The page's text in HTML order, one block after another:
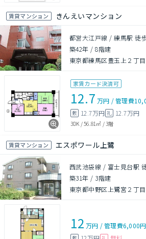
賃貸マンション きんえいマンション
都営大江戸線 / 練馬駅 徒
築42年 /8階建
東京都練馬区豊玉上２丁
家賃カード決済可
12.7 万円 /管理費
敷 12.7万円 礼 12.7万円
3DK /56.81㎡ /3階
賃貸マンション エスポワール上鷺
西武池袋線 / 富士見台駅
築31年 / 3階建
東京都中野区上鷺宮２丁
12 万円 /管理費6,000円
敷 礼